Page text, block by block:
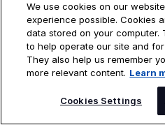
Organisationen des
unterstützt sie dabei, KI zu
exponentieller Veränderung
erzielen. Mit tiefgreifender
Infrastructure Services,
modernisiert, schützt und
We use cookies on our
experience possible. Cookies
data stored on your computer.
to help operate our site and
They also help us remember
more relevant content. Learn
Cookies Settings